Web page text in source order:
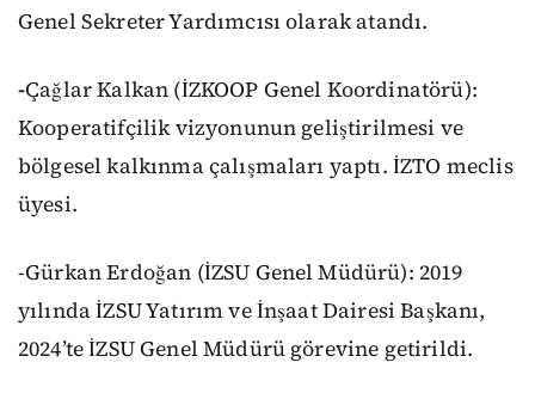
Genel Sekreter Yardımcısı olarak atandı.
-Çağlar Kalkan (İZKOOP Genel Koordinatörü):
Kooperatifçilik vizyonunun geliştirilmesi ve
bölgesel kalkınma çalışmaları yaptı. İZTO meclis
üyesi.
-Gürkan Erdoğan (İZSU Genel Müdürü): 2019
yılında İZSU Yatırım ve İnşaat Dairesi Başkanı,
2024’te İZSU Genel Müdürü görevine getirildi.